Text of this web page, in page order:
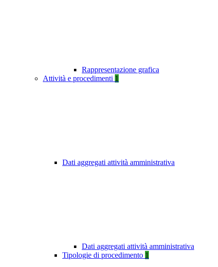
Rappresentazione grafica
Attività e procedimenti 1
Dati aggregati attività amministrativa
Dati aggregati attività amministrativa
Tipologie di procedimento 1